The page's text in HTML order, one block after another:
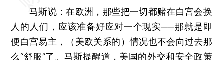
马斯说：在欧洲，那些把一切都赌在白宫会换
人的人们，应该准备好应对一个现实──那就是即
便白宫易主，（美欧关系的）情况也不会向过去那
么“舒服”了。马斯提醒道，美国的外交和安全政策